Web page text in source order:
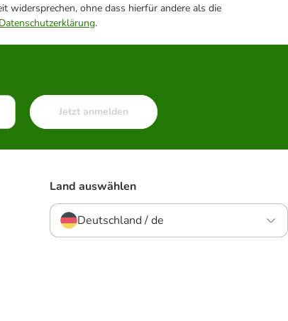
widersprechen, ohne dass hierfür andere als die
Datenschutzerklärung.
Jetzt anmelden
Land auswählen
Deutschland / de